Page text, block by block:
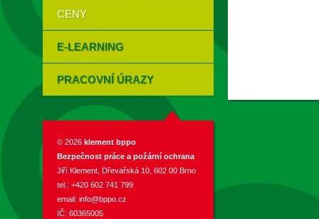
CENY
E-LEARNING
PRACOVNÍ ÚRAZY
© 2026 klement bppo
Bezpečnost práce a požární ochrana
Jiří Klement, Dřevařská 10, 602 00 Brno
tel.: +420 602 741 799
email: info@bppo.cz
IČ: 60365005